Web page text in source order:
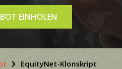
EINHOLEN
EquityNet-Klonskript